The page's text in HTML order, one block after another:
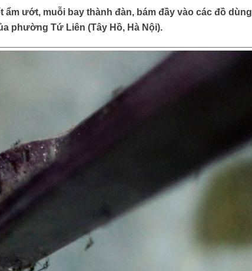
ướt, muỗi bay thành đàn, bám đầy vào các đồ dùng
phường Tứ Liên (Tây Hồ, Hà Nội).